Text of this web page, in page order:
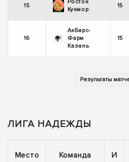
15
Росток
Кукмор
15
16
АкБарс-
Фарм
Казань
15
ЛИГА НАДЕЖДЫ
Место Команда И